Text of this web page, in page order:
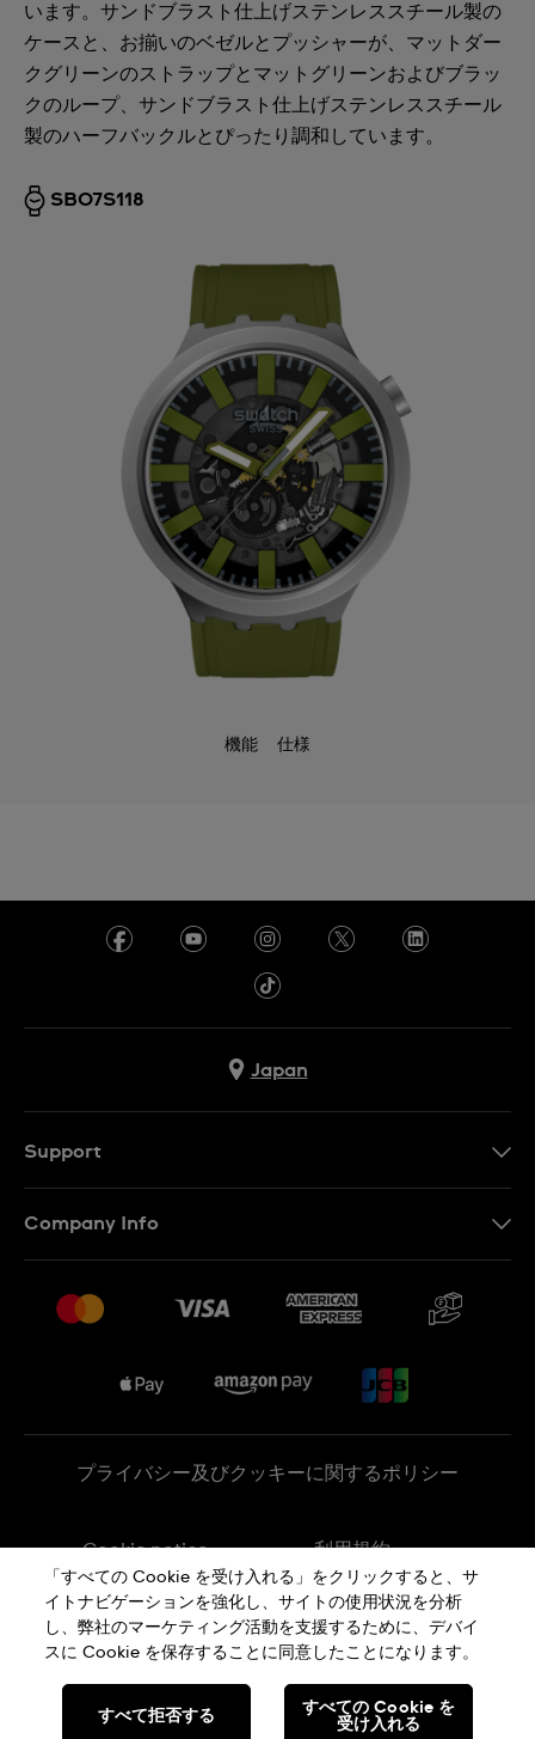
います。サンドブラスト仕上げステンレススチール製の
ケースと、お揃いのベゼルとプッシャーが、マットダー
クグリーンのストラップとマットグリーンおよびブラッ
クのループ、サンドブラスト仕上げステンレススチール
製のハーフバックルとぴったり調和しています。
SB07S118
機能 仕様
Japan
Support
販売契約条件
Company Info
Swatchで働く
プライバシー及びクッキーに関するポリシー
Cookie notice 利用規約
特定商取引に関する法律に基づく表示
SWISS MADE
「すべての Cookie を受け入れる」をクリックすると、サ
イトナビゲーションを強化し、サイトの使用状況を分析
し、弊社のマーケティング活動を支援するために、デバイ
スに Cookie を保存することに同意したことになります。
すべて拒否する
すべての Cookie を
受け入れる